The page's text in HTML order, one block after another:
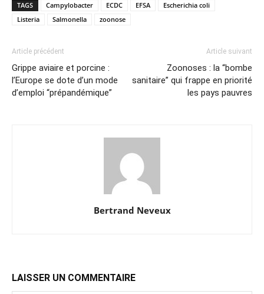
TAGS Campylobacter ECDC EFSA
Escherichia coli
Listeria
Salmonella zoonose
Article précédent
Grippe aviaire et porcine :
l’Europe se dote d’un mode
d’emploi “prépandémique”
Article suivant
Zoonoses : la “bombe
sanitaire” qui frappe en priorité
les pays pauvres
Bertrand Neveux
LAISSER UN COMMENTAIRE